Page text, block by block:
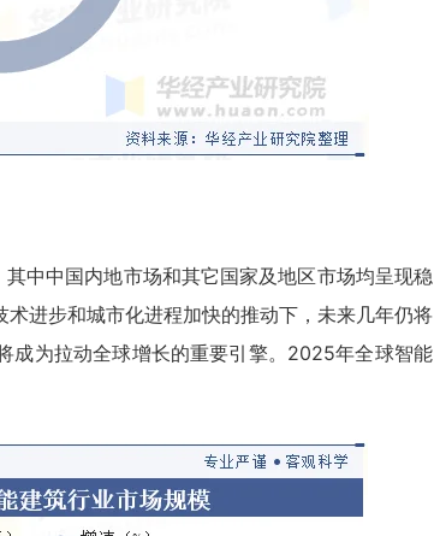
中中国内地市场和其它国家及地区市场均呈现稳
进步和城市化进程加快的推动下，未来几年仍将
成为拉动全球增长的重要引擎。2025年全球智能